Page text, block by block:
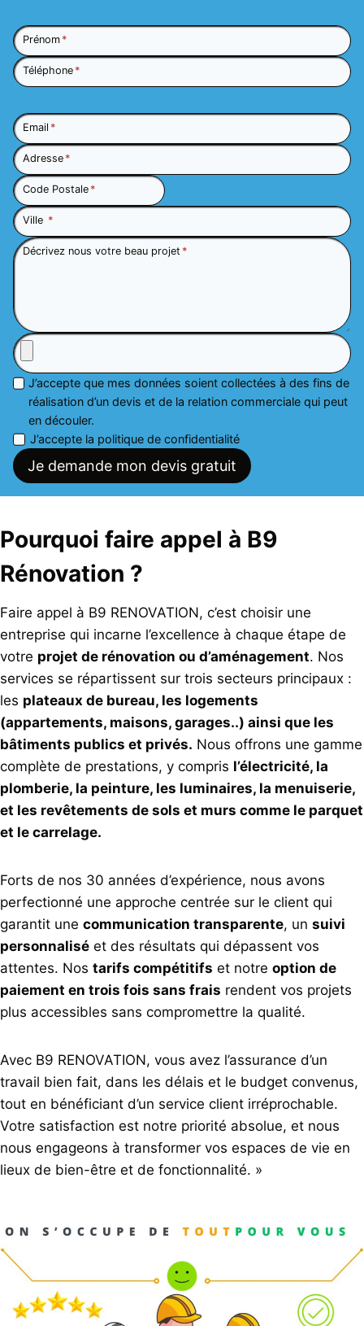
Prénom *
Téléphone *
Email *
Adresse *
Code Postale *
Ville *
Décrivez nous votre beau projet *
J’accepte que mes données soient collectées à des fins de
réalisation d’un devis et de la relation commerciale qui peut
en découler.
J’accepte la politique de confidentialité
Je demande mon devis gratuit
Pourquoi faire appel à B9
Rénovation ?
Faire appel à B9 RENOVATION, c’est choisir une
entreprise qui incarne l’excellence à chaque étape de
votre projet de rénovation ou d’aménagement. Nos
services se répartissent sur trois secteurs principaux :
les plateaux de bureau, les logements
(appartements, maisons, garages..) ainsi que les
bâtiments publics et privés. Nous offrons une gamme
complète de prestations, y compris l’électricité, la
plomberie, la peinture, les luminaires, la menuiserie,
et les revêtements de sols et murs comme le parquet
et le carrelage.
Forts de nos 30 années d’expérience, nous avons
perfectionné une approche centrée sur le client qui
garantit une communication transparente, un suivi
personnalisé et des résultats qui dépassent vos
attentes. Nos tarifs compétitifs et notre option de
paiement en trois fois sans frais rendent vos projets
plus accessibles sans compromettre la qualité.
Avec B9 RENOVATION, vous avez l’assurance d’un
travail bien fait, dans les délais et le budget convenus,
tout en bénéficiant d’un service client irréprochable.
Votre satisfaction est notre priorité absolue, et nous
nous engageons à transformer vos espaces de vie en
lieux de bien-être et de fonctionnalité. »